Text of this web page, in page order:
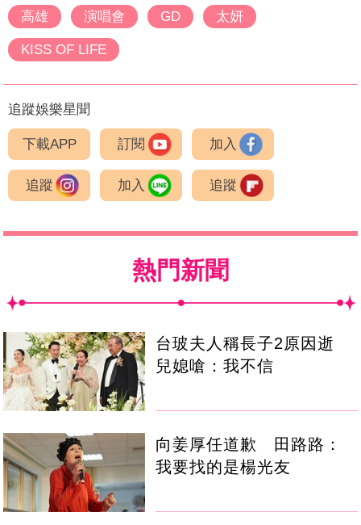
高雄
演唱會 GD 太妍
KISS OF LIFE
追蹤娛樂星聞
下載APP 訂閱 加入
追蹤 加入 追蹤
熱門新聞
台玻夫人稱長子2原因逝
兒媳嗆：我不信
向姜厚任道歉 田路路：
我要找的是楊光友